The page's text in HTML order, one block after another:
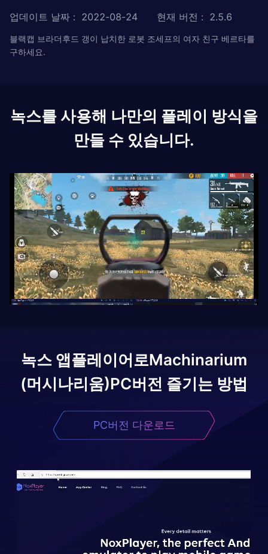
업데이트 날짜 : 2022-08-24 현재 버전 : 2.5.6
블랙캡 브라더후드 갱이 납치한 로봇 조세프의 여자 친구 베르타를
구하세요.
녹스를 사용해 나만의 플레이 방식을
만들 수 있습니다.
녹스 앱플레이어로Machinarium
(머시나리움)PC버전 즐기는 방법
PC버전 다운로드